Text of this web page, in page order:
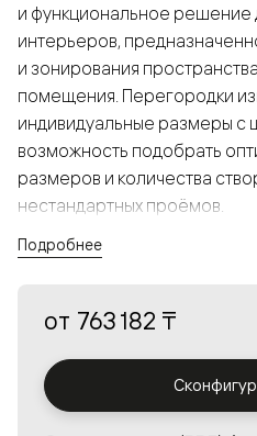
и функциональное решение
интерьеров,
и зонирования
помещения. Перегородки
индивидуальные размеры с
возможность подобрать
размеров и количества
нестандартных проёмов.
а большой выбор вставок из
решения в интерьере и
Подробнее
от 763 182 ₸